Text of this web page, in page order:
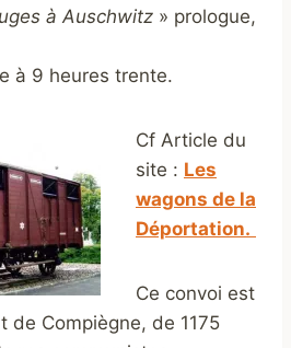
à Auschwitz » prologue,
à 9 heures trente.
Cf Article du
site : Les
wagons de la
Déportation.
Ce convoi est
de Compiègne, de 1175